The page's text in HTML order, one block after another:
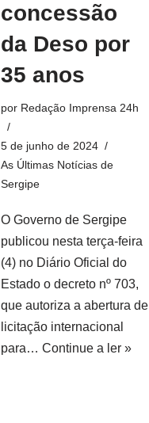
concessão
da Deso por
35 anos
por Redação Imprensa 24h
5 de junho de 2024
As Últimas Notícias de
Sergipe
O Governo de Sergipe
publicou nesta terça-feira
(4) no Diário Oficial do
Estado o decreto nº 703,
que autoriza a abertura de
licitação internacional
para… Continue a ler »